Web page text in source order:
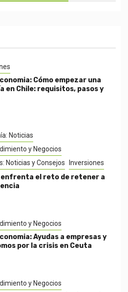
Cómo empezar una
en Chile: requisitos, pasos y
Noticias
y Negocios
Noticias y Consejos
Inversiones
enfrenta el reto de retener a
y Negocios
Ayudas a empresas y
por la crisis en Ceuta
y Negocios